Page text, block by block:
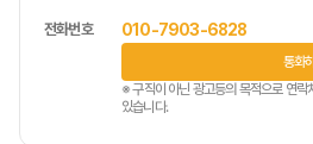
전화번호 010-7903-6828
통화
※ 구직이 아닌 광고등의 목적으로 연
있습니다.